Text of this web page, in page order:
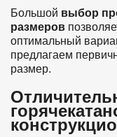
Большой выбор
размеров
оптимальный
предлагаем
размер.